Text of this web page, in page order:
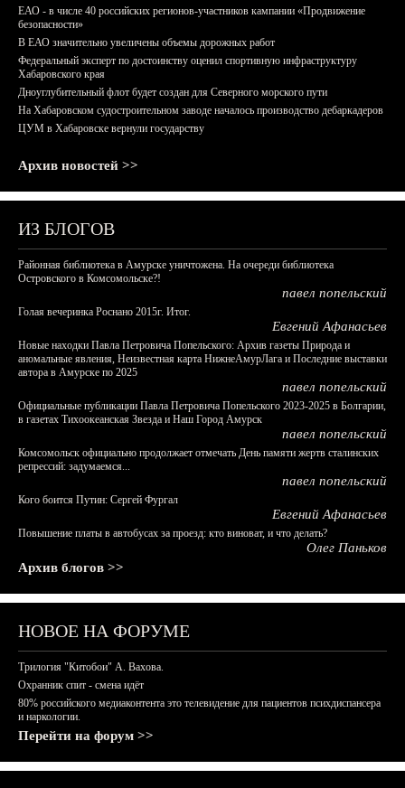
ЕАО - в числе 40 российских регионов-участников кампании «Продвижение
безопасности»
В ЕАО значительно увеличены объемы дорожных работ
Федеральный эксперт по достоинству оценил спортивную инфраструктуру
Хабаровского края
Дноуглубительный флот будет создан для Северного морского пути
На Хабаровском судостроительном заводе началось производство дебаркадеров
ЦУМ в Хабаровске вернули государству
Архив новостей >>
ИЗ БЛОГОВ
Районная библиотека в Амурске уничтожена. На очереди библиотека
Островского в Комсомольске?!
павел попельский
Голая вечеринка Роснано 2015г. Итог.
Евгений Афанасьев
Новые находки Павла Петровича Попельского: Архив газеты Природа и
аномальные явления, Неизвестная карта НижнеАмурЛага и Последние выставки
автора в Амурске по 2025
павел попельский
Официальные публикации Павла Петровича Попельского 2023-2025 в Болгарии,
в газетах Тихоокеанская Звезда и Наш Город Амурск
павел попельский
Комсомольск официально продолжает отмечать День памяти жертв сталинских
репрессий: задумаемся...
павел попельский
Кого боится Путин: Сергей Фургал
Евгений Афанасьев
Повышение платы в автобусах за проезд: кто виноват, и что делать?
Олег Паньков
Архив блогов >>
НОВОЕ НА ФОРУМЕ
Трилогия "Китобои" А. Вахова.
Охранник спит - смена идёт
80% российского медиаконтента это телевидение для пациентов психдиспансера
и наркологии.
Перейти на форум >>